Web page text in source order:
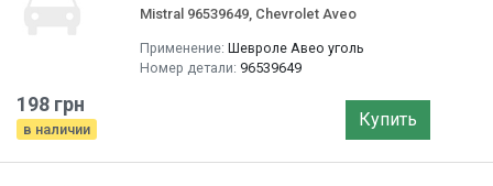
Mistral 96539649, Chevrolet Aveo
Применение: Шевроле Авео уголь
Номер детали: 96539649
198 грн
в наличии Купить